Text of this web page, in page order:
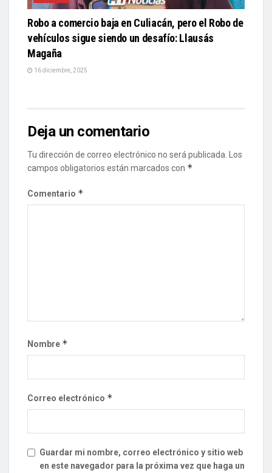
Robo a comercio baja en Culiacán, pero el Robo de
vehículos sigue siendo un desafío: Llausás
Magaña
16 diciembre, 2025
Deja un comentario
Tu dirección de correo electrónico no será publicada.
Los
campos obligatorios están marcados con *
Comentario *
Nombre *
Correo electrónico *
Guardar mi nombre, correo electrónico y sitio web
en este navegador para la próxima vez que haga un